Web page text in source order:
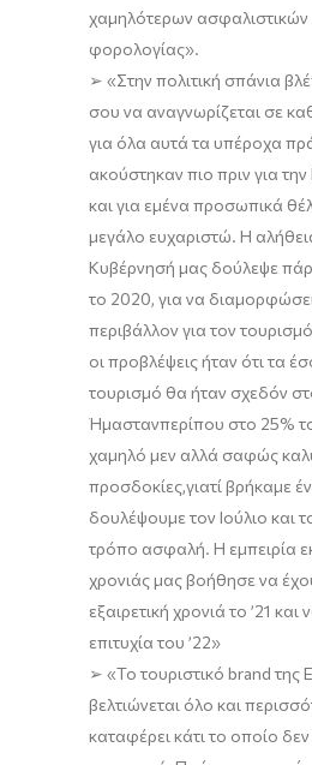
χαμηλότερων
φορολογίας».
➢ «Στην πολιτική σπάνια
σου να αναγνωρίζεται σε
για όλα αυτά τα υπέροχα
ακούστηκαν πιο πριν για
και για εμένα προσωπικά
μεγάλο ευχαριστώ. Η
Κυβέρνησή μας δούλεψε
το 2020, για να
περιβάλλον για τον
οι προβλέψεις ήταν ότι τα
τουρισμό θα ήταν σχεδόν
Ήμαστανπερίπου στο 25%
χαμηλό μεν αλλά σαφώς
προσδοκίες,γιατί βρήκαμε
δουλέψουμε τον Ιούλιο και
τρόπο ασφαλή. Η εμπειρία
χρονιάς μας βοήθησε να
εξαιρετική χρονιά το ’21 και
επιτυχία του ’22»
➢ «Το τουριστικό brand της
βελτιώνεται όλο και
καταφέρει κάτι το οποίο